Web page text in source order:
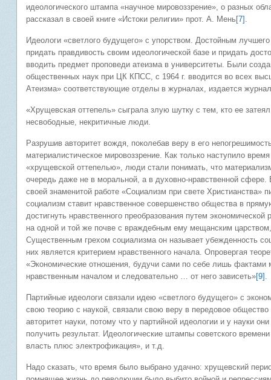
идеологического штампа «научное мировоззрение», о разных
рассказал в своей книге «Истоки религии» прот. А. Мень [7] .
Идеологи «светлого будущего» с упорством. Достойным
придать правдивость своим идеологической базе и придать
вводить предмет проповеди атеизма в университеты. Были
общественных наук при ЦК КПСС, с 1964 г. вводится во всех
Атеизма» соответствующие отделы в журналах, издается
«Хрущевская оттепель» сыграла злую шутку с тем, кто ее
несвободные, некритичные люди.
Разрушив авторитет вождя, поколебав веру в его
материалистическое мировоззрение. Как только наступило
«хрущевской оттепелью», люди стали понимать, что
очередь даже не в моральной, а в духовно-нравственной
своей знаменитой работе «Социализм при свете Христианства»
социализм ставит нравственное совершенство общества в
достигнуть нравственного преобразования путем
на одной и той же почве с враждебным ему мещанским
Существенным грехом социализма он называет убежденность
них является критерием нравственного начала. Опровергая
«Экономические отношения, будучи сами по себе лишь
нравственным началом и следовательно … от него зависеть»[9] .
Партийные идеологи связали идею «светлого будущего» с
свою теорию с наукой, связали свою веру в передовое
авторитет науки, потому что у партийной идеологии и у науки
получить результат. Идеологические штампы советского
власть плюс электрофикация», и т.д.
Надо сказать, что время было выбрано удачно: хрущевский